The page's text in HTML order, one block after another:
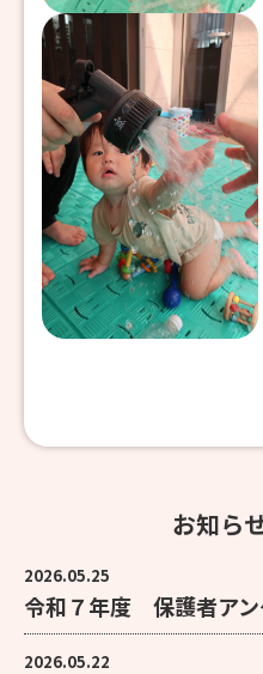
お知ら
2026.05.25
令和７年度 保護者ア
2026.05.22